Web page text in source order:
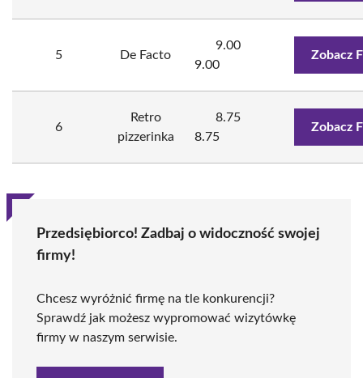
5 De Facto
9.00
9.00
Zobacz
6
Retro
pizzerinka
8.75
8.75
Zobacz
Przedsiębiorco! Zadbaj o widoczność swojej
firmy!
Chcesz wyróżnić firmę na tle konkurencji?
Sprawdź jak możesz wypromować wizytówkę
firmy w naszym serwisie.